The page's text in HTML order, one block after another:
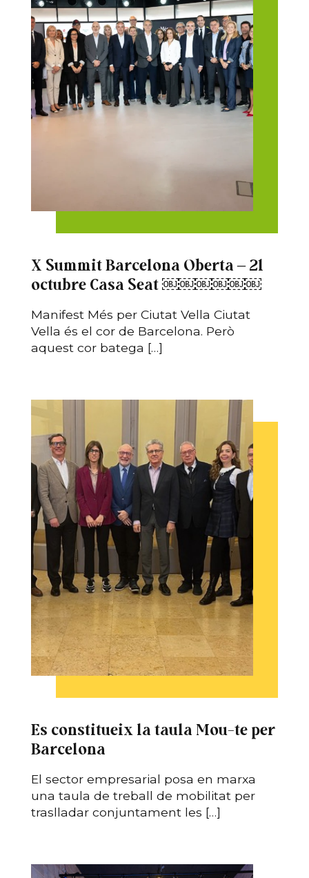
X Summit Barcelona Oberta – 21
octubre Casa Seat ￼￼￼￼￼￼
Manifest Més per Ciutat Vella Ciutat
Vella és el cor de Barcelona. Però
aquest cor batega […]
Es constitueix la taula Mou-te per
Barcelona
El sector empresarial posa en marxa
una taula de treball de mobilitat per
traslladar conjuntament les […]